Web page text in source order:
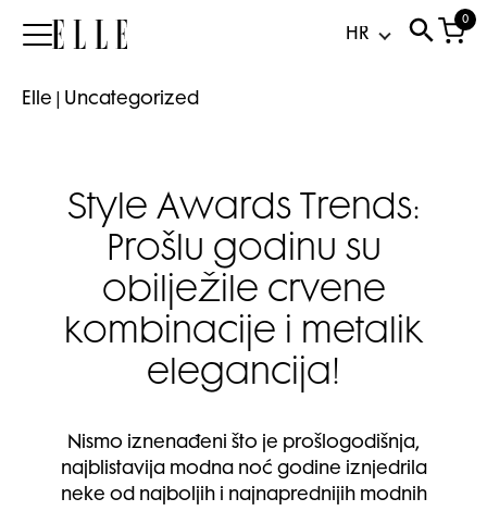
Elle
0
Elle Uncategorized
Style Awards Trends:
Prošlu godinu su
obilježile crvene
kombinacije i metalik
elegancija!
Nismo iznenađeni što je prošlogodišnja,
najblistavija modna noć godine iznjedrila
neke od najboljih i najnaprednijih modnih